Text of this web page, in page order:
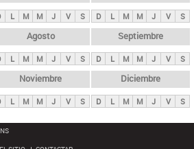
L M M J V S D L M M J V S
Agosto
L M M J V S
Septiembre
D L M M J V S
Noviembre
L M M J V S
Diciembre
D L M M J V S